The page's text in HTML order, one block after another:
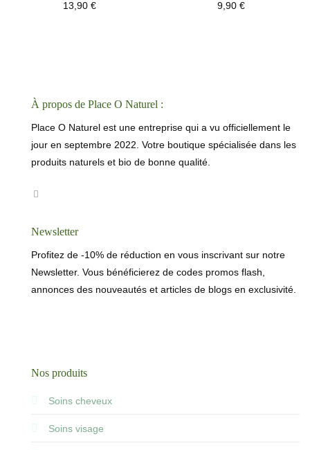
13,90 €
9,90 €
À propos de Place O Naturel :
Place O Naturel est une entreprise qui a vu officiellement le
jour en septembre 2022. Votre boutique spécialisée dans les
produits naturels et bio de bonne qualité.
Nos produits
Soins cheveux
Soins visage
Newsletter
Profitez de -10% de réduction en vous inscrivant sur notre
Newsletter. Vous bénéficierez de codes promos flash,
annonces des nouveautés et articles de blogs en exclusivité.